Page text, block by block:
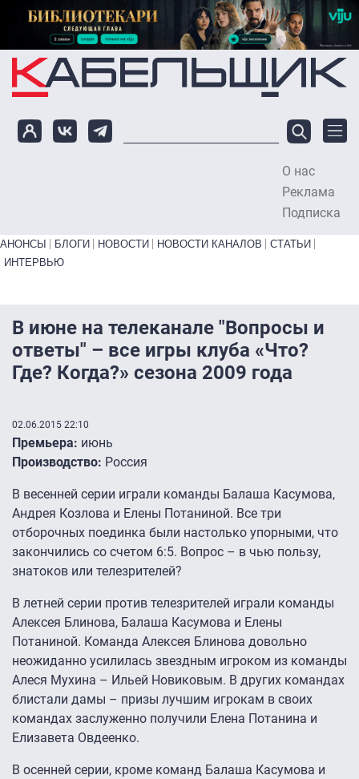
Перейти к основному содержанию
О нас
Реклама
Подписка
Primary links bottom
АНОНСЫ БЛОГИ НОВОСТИ НОВОСТИ КАНАЛОВ
СТАТЬИ
ИНТЕРВЬЮ
В июне на телеканале "Вопросы и
ответы" – все игры клуба «Что?
Где? Когда?» сезона 2009 года
02.06.2015 22:10
Премьера: июнь
Производство: Россия
В весенней серии играли команды Балаша Касумова,
Андрея Козлова и Елены Потаниной. Все три
отборочных поединка были настолько упорными, что
закончились со счетом 6:5. Вопрос – в чью пользу,
знатоков или телезрителей?
В летней серии против телезрителей играли команды
Алексея Блинова, Балаша Касумова и Елены
Потаниной. Команда Алексея Блинова довольно
неожиданно усилилась звездным игроком из команды
Алеся Мухина – Ильей Новиковым. В других командах
блистали дамы – призы лучшим игрокам в своих
командах заслуженно получили Елена Потанина и
Елизавета Овдеенко.
В осенней серии, кроме команд Балаша Касумова и